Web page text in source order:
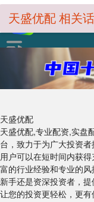
天盛优配
天盛优配,专业配资,实盘
台，致力于为广大投资
用户可以在短时间内获
富的行业经验和专业的
新手还是资深投资者，
让您的投资更轻松，更有
天盛优配 相关